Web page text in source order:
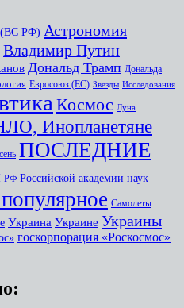
РФ) Астрономия
Владимир Путин
Дональд Трамп Дональда
Евросоюз (ЕС) Звезды Исследования
Космос Луна
Инопланетяне
ПОСЛЕДНИЕ
РФ Российской академии наук
Самолеты
Украина Украине Украины
госкорпорация «Роскосмос»